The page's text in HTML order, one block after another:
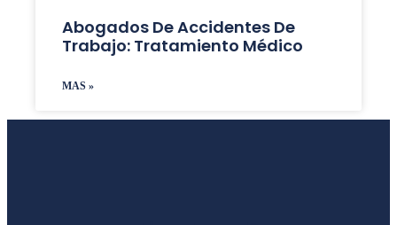
Abogados De Accidentes De
Trabajo: Tratamiento Médico
MAS »